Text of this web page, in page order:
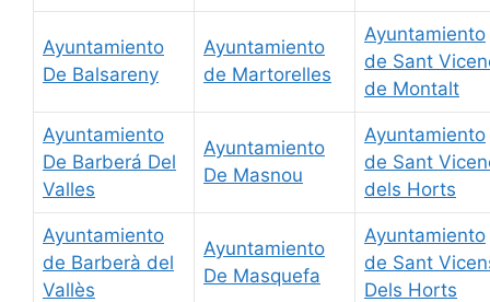
Ayuntamiento
De Balsareny
Ayuntamiento
de Martorelles
Ayuntamiento
de Sant
de Montalt
Ayuntamiento
De Barberá Del
Valles
Ayuntamiento
De Masnou
Ayuntamiento
de Sant
dels Horts
Ayuntamiento
de Barberà del
Vallès
Ayuntamiento
De Masquefa
Ayuntamiento
de Sant
Dels Horts